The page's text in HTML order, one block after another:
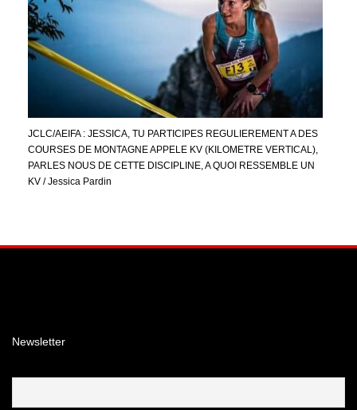
JCLC/AEIFA : JESSICA, TU PARTICIPES REGULIEREMENT A DES
COURSES DE MONTAGNE APPELE KV (KILOMETRE VERTICAL),
PARLES NOUS DE CETTE DISCIPLINE, A QUOI RESSEMBLE UN
KV / Jessica Pardin
Newsletter